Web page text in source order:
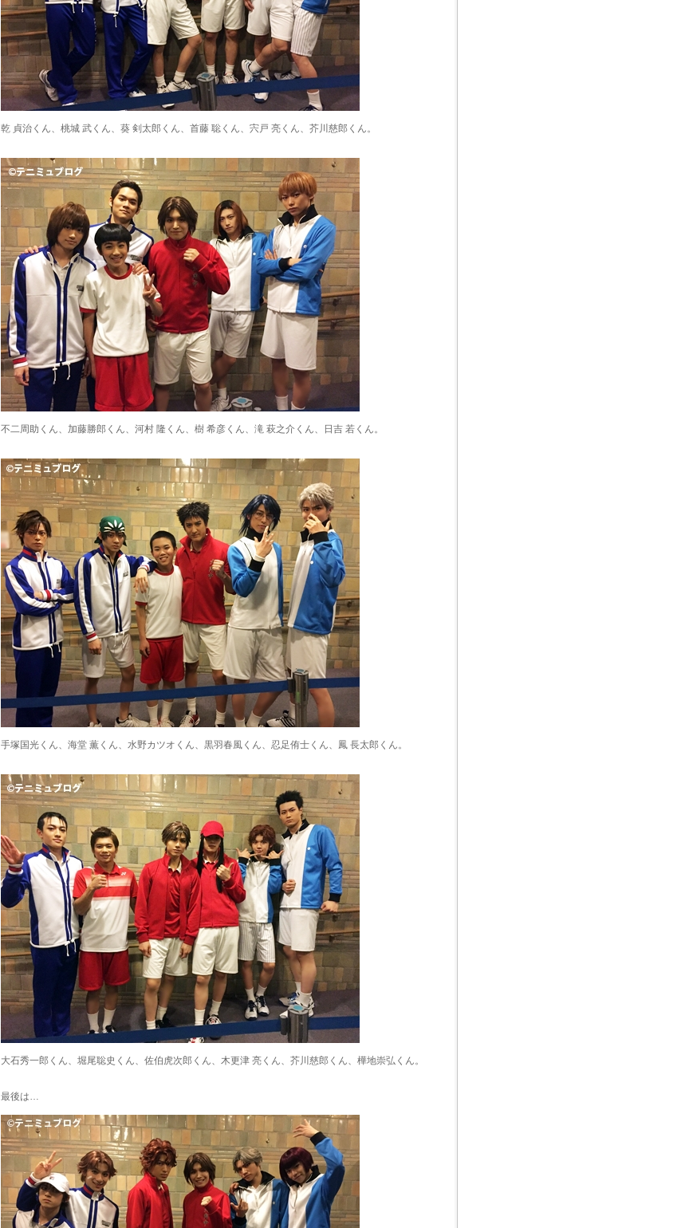
乾 貞治くん、桃城 武くん、葵 剣太郎くん、首藤 聡くん、宍戸 亮くん、芥川慈郎くん。
不二周助くん、加藤勝郎くん、河村 隆くん、樹 希彦くん、滝 萩之介くん、日吉 若くん。
手塚国光くん、海堂 薫くん、水野カツオくん、黒羽春風くん、忍足侑士くん、鳳 長太郎くん。
大石秀一郎くん、堀尾聡史くん、佐伯虎次郎くん、木更津 亮くん、芥川慈郎くん、樺地崇弘くん。
最後は…